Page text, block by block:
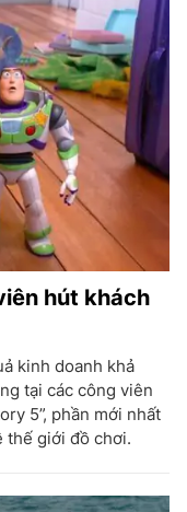
hút khách
kinh doanh khả
tại các công viên
5”, phần mới nhất
thế giới đồ chơi.